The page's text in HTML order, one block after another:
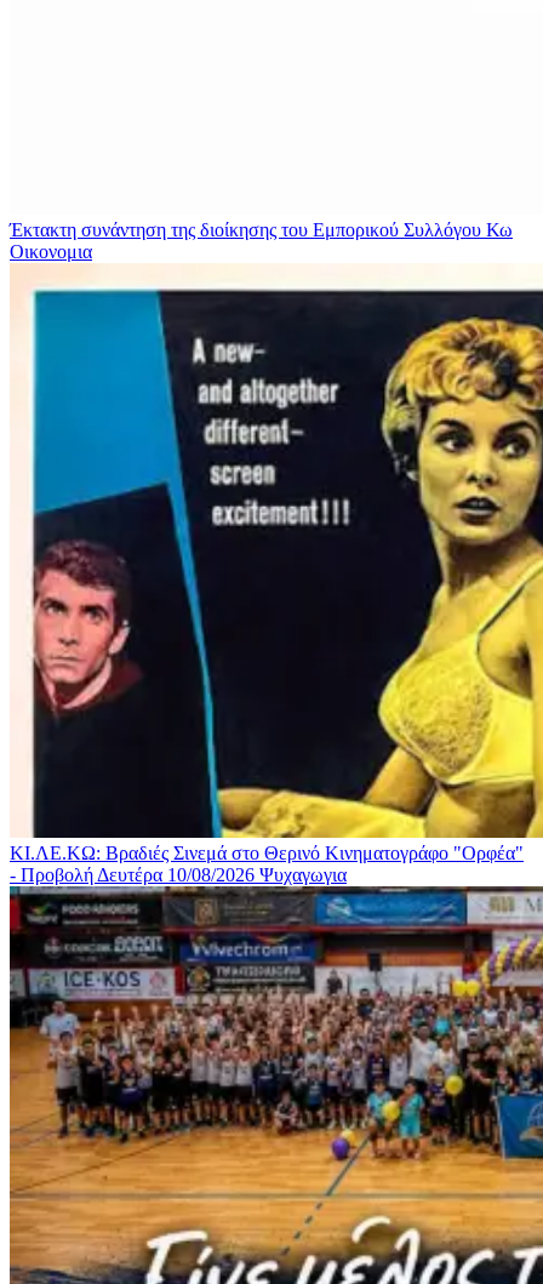
Έκτακτη συνάντηση της διοίκησης του Εμπορικού Συλλόγου Κω
Οικονομια
ΚΙ.ΛΕ.ΚΩ: Βραδιές Σινεμά στο Θερινό Κινηματογράφο "Ορφέα"
- Προβολή Δευτέρα 10/08/2026 Ψυχαγωγια